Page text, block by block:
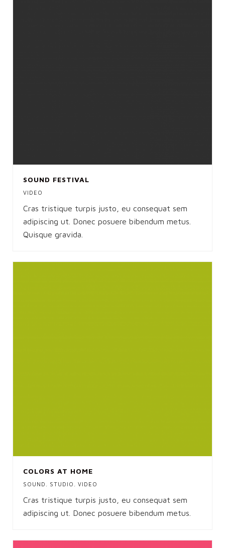
SOUND FESTIVAL
VIDEO
Cras tristique turpis justo, eu consequat sem
adipiscing ut. Donec posuere bibendum metus.
Quisque gravida.
COLORS AT HOME
SOUND STUDIO VIDEO
Cras tristique turpis justo, eu consequat sem
adipiscing ut. Donec posuere bibendum metus.